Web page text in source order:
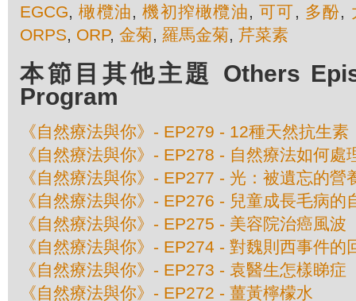
EGCG,橄欖油,機初搾橄欖油,可可, 多酚,
ORPS, ORP, 金菊, 羅馬金菊, 芹菜素
本節目其他主題 Others
Program
《自然療法與你》- EP279 - 12種天然抗生素
《自然療法與你》- EP278 - 自然療法如何處
《自然療法與你》- EP277 - 光：被遺忘的營
《自然療法與你》- EP276 - 兒童成長毛病的
《自然療法與你》- EP275 - 美容院治癌風波
《自然療法與你》- EP274 - 對魏則西事件的
《自然療法與你》- EP273 - 袁醫生怎樣睇症
《自然療法與你》- EP272 - 薑黃檸檬水